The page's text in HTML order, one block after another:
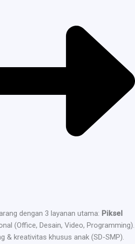
dengan 3 layanan utama: Piksel
(Office, Desain, Video, Programming).
& kreativitas khusus anak (SD-SMP).